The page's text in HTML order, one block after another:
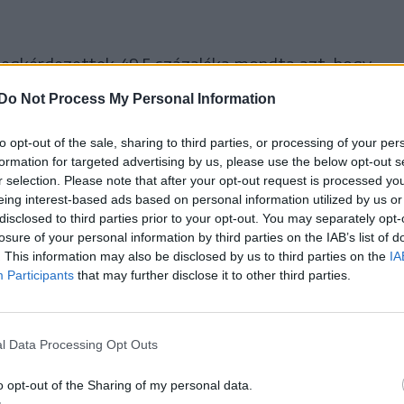
Do Not Process My Personal Information
opt-out of the sale, sharing to third parties, or processing of your
for targeted advertising by us, please use the below opt-out
selection. Please note that after your opt-out request is processed
interest-based ads based on personal information utilized by us
to third parties prior to your opt-out. You may separately
of your personal information by third parties on the IAB’s list of
This information may also be disclosed by us to third parties on the
Participants that may further disclose it to other third parties.
Data Processing Opt Outs
opt-out of the Sharing of my personal data.
49,5 százaléka mondta azt, hogy
ellenzi ezt.
(AUR) 48,9, a Fiatal Emberek Pártját
31,4 százalék szeretné kormányon látni.
készült 1150 fős mintán, a hibahatár 2,9
államfő által kormányalakítási tárgyalások
párt közös munkacsoportja a
megszorító intézkedéseken dolgozik, a
zajlanak.